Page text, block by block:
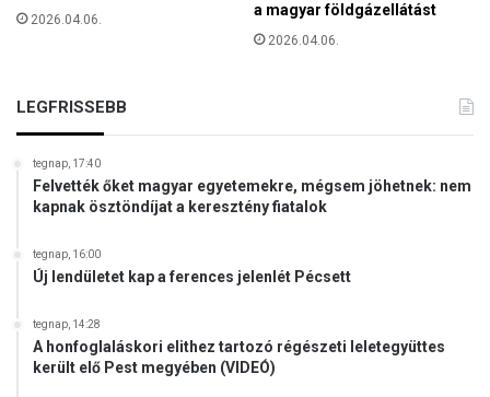
2026.04.06.
a magyar földgázellátást
2026.04.06.
LEGFRISSEBB
tegnap, 17:40
Felvették őket magyar egyetemekre, mégsem jöhetnek: nem
kapnak ösztöndíjat a keresztény fiatalok
tegnap, 16:00
Új lendületet kap a ferences jelenlét Pécsett
tegnap, 14:28
A honfoglaláskori elithez tartozó régészeti leletegyüttes
került elő Pest megyében (VIDEÓ)